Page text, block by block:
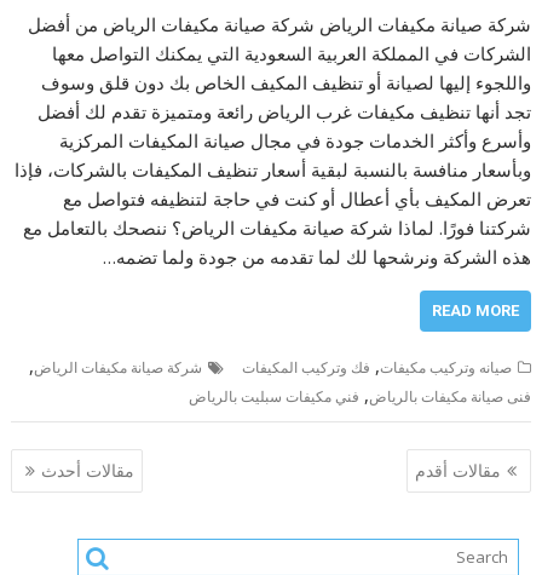
شركة صيانة مكيفات الرياض شركة صيانة مكيفات الرياض من أفضل
الشركات في المملكة العربية السعودية التي يمكنك التواصل معها
واللجوء إليها لصيانة أو تنظيف المكيف الخاص بك دون قلق وسوف
تجد أنها تنظيف مكيفات غرب الرياض رائعة ومتميزة تقدم لك أفضل
وأسرع وأكثر الخدمات جودة في مجال صيانة المكيفات المركزية
وبأسعار منافسة بالنسبة لبقية أسعار تنظيف المكيفات بالشركات، فإذا
تعرض المكيف بأي أعطال أو كنت في حاجة لتنظيفه فتواصل مع
شركتنا فورًا. لماذا شركة صيانة مكيفات الرياض؟ ننصحك بالتعامل مع
هذه الشركة ونرشحها لك لما تقدمه من جودة ولما تضمه…
READ MORE
صيانه وتركيب مكيفات, فك وتركيب المكيفات شركة صيانة مكيفات الرياض,
فنى صيانة مكيفات بالرياض, فني مكيفات سبليت بالرياض
تصفّح
المقالات
مقالات أقدم مقالات أحدث